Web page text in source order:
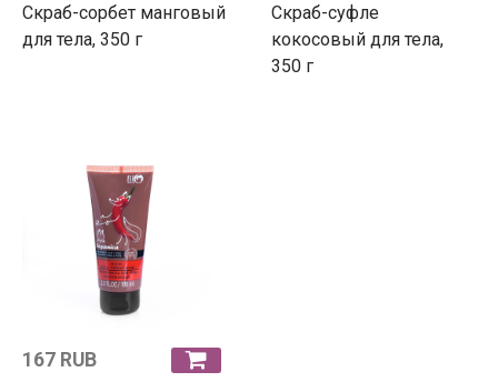
Скраб-сорбет манговый
для тела, 350 г
Скраб-суфле
кокосовый для тела,
350 г
167 RUB